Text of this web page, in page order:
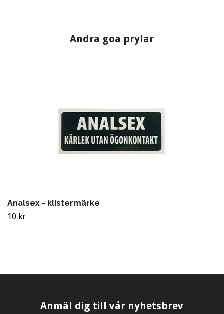
Analsex - klistermärke
10 kr
Anmäl dig till vår nyhetsbrev